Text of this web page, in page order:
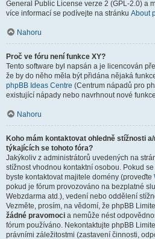
General Public License verze 2 (GPL-2.0) a
více informací se podívejte na stránku About
Nahoru
Proč ve fóru není funkce XY?
Tento software byl napsán a je licencován
že by do něho měla být přidána nějaká
phpBB Ideas Centre (Centrum nápadů pro
existující nápady nebo navrhnout nové
Nahoru
Koho mám kontaktovat ohledně stížnosti
týkajících se tohoto fóra?
Jakýkoliv z administrátorů uvedených na
stížnost vhodnou kontaktní osobou. Pokud
byste kontaktovat majitele domény (proveďte
pokud je fórum provozováno na bezplatné
Webzdarma atd.), vedení nebo oddělení
Vezměte, prosím, na vědomí, že phpBB
žádné pravomoci a nemůže nést
fórum používáno. Nekontaktujte phpBB
právními záležitostmi (zastavení činnosti,